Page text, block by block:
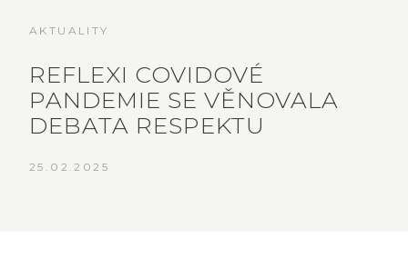
AKTUALITY
REFLEXI COVIDOVÉ
PANDEMIE SE VĚNOVALA
DEBATA RESPEKTU
25.02.2025